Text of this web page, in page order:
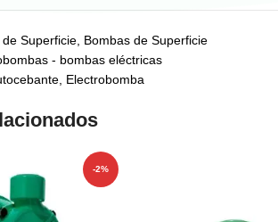
de Superficie, Bombas de Superficie
- bombas eléctricas
, Electrobomba
-2%